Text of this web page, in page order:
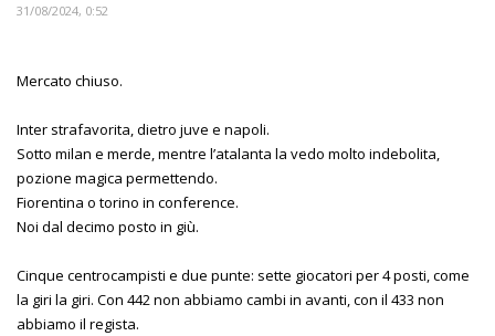
31/08/2024, 0:52
Mercato chiuso.
Inter strafavorita, dietro juve e napoli.
Sotto milan e merde, mentre l’atalanta la vedo molto indebolita,
pozione magica permettendo.
Fiorentina o torino in conference.
Noi dal decimo posto in giù.
Cinque centrocampisti e due punte: sette giocatori per 4 posti, come
la giri la giri. Con 442 non abbiamo cambi in avanti, con il 433 non
abbiamo il regista.